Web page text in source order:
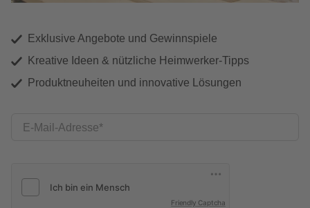
Exklusive Angebote und Gewinnspiele
Kreative Ideen & nützliche Heimwerker-Tipps
Produktneuheiten und innovative Lösungen
E-Mail-Adresse
Friendly Captcha